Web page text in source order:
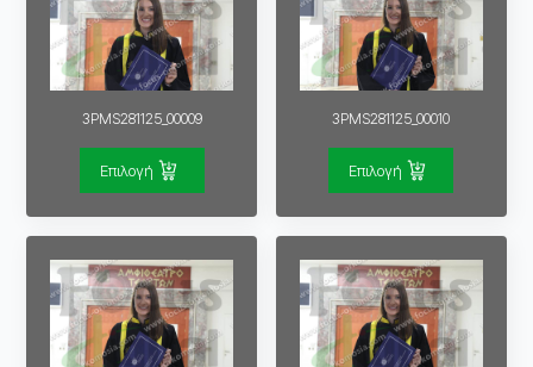
3PMS281125_00009
Επιλογή
3PMS281125_00010
Επιλογή